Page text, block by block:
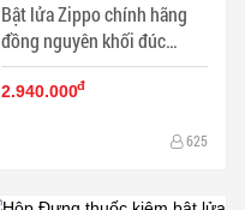
Bật lửa Zippo chính hãng
đồng nguyên khối đúc
thanh kiếm Diablo - Mã SP:
BL09151
2.940.000đ
625